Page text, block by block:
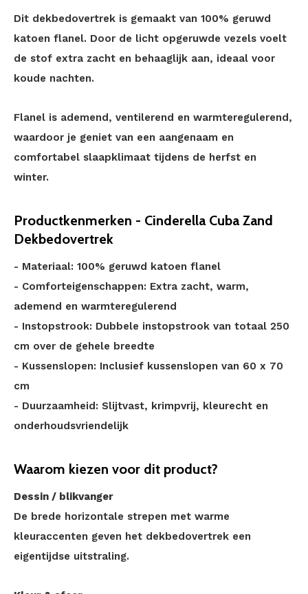
Dit dekbedovertrek is gemaakt van 100% geruwd
katoen flanel. Door de licht opgeruwde vezels voelt
de stof extra zacht en behaaglijk aan, ideaal voor
koude nachten.
Flanel is ademend, ventilerend en warmteregulerend,
waardoor je geniet van een aangenaam en
comfortabel slaapklimaat tijdens de herfst en
winter.
Productkenmerken - Cinderella Cuba Zand
Dekbedovertrek
- Materiaal: 100% geruwd katoen flanel
- Comforteigenschappen: Extra zacht, warm,
ademend en warmteregulerend
- Instopstrook: Dubbele instopstrook van totaal 250
cm over de gehele breedte
- Kussenslopen: Inclusief kussenslopen van 60 x 70
cm
- Duurzaamheid: Slijtvast, krimpvrij, kleurecht en
onderhoudsvriendelijk
Waarom kiezen voor dit product?
Dessin / blikvanger
De brede horizontale strepen met warme
kleuraccenten geven het dekbedovertrek een
eigentijdse uitstraling.